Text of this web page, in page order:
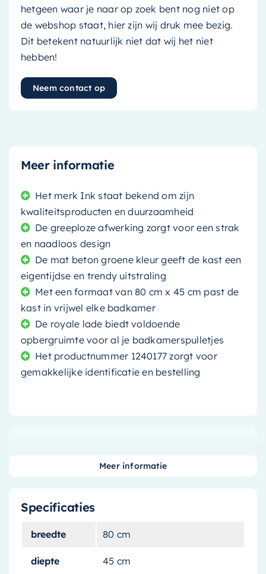
hetgeen waar je naar op zoek bent nog niet op
de webshop staat, hier zijn wij druk mee bezig.
Dit betekent natuurlijk niet dat wij het niet
hebben!
Neem contact op
Meer informatie
Het merk Ink staat bekend om zijn
kwaliteitsproducten en duurzaamheid
De greeploze afwerking zorgt voor een strak
en naadloos design
De mat beton groene kleur geeft de kast een
eigentijdse en trendy uitstraling
Met een formaat van 80 cm x 45 cm past de
kast in vrijwel elke badkamer
De royale lade biedt voldoende
opbergruimte voor al je badkamerspulletjes
Het productnummer 1240177 zorgt voor
gemakkelijke identificatie en bestelling
greeploze wastafelonderkast van
badkamer.
Uniek en eigentijds design
Specificaties
breedte 80 cm
diepte 45 cm
Meer informatie